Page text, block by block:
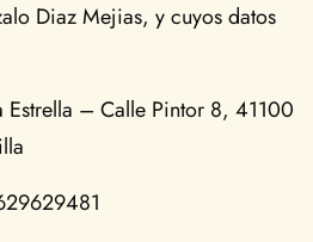
Diaz Mejias, y cuyos datos
– Calle Pintor 8, 41100